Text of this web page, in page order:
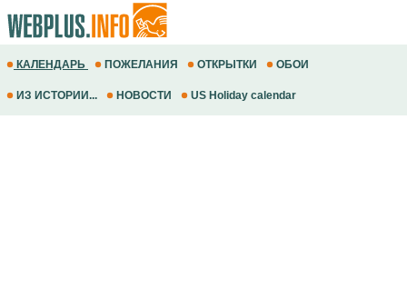
КАЛЕНДАРЬ ПОЖЕЛАНИЯ ОТКРЫТКИ ОБОИ
ИЗ ИСТОРИИ... НОВОСТИ US Holiday calendar